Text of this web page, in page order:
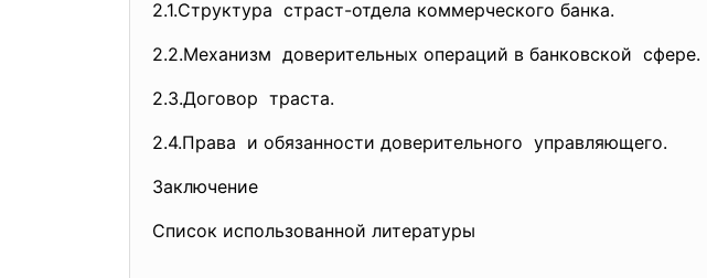
2.1.Структура страст-отдела коммерческого банка.
2.2.Механизм доверительных операций в банковской сфере.
2.3.Договор траста.
2.4.Права и обязанности доверительного управляющего.
Заключение
Список использованной литературы